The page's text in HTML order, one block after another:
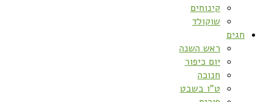
קינוחים
שוקולד
חגים
ראש השנה
יום כיפור
חנוכה
ט”ו בשבט